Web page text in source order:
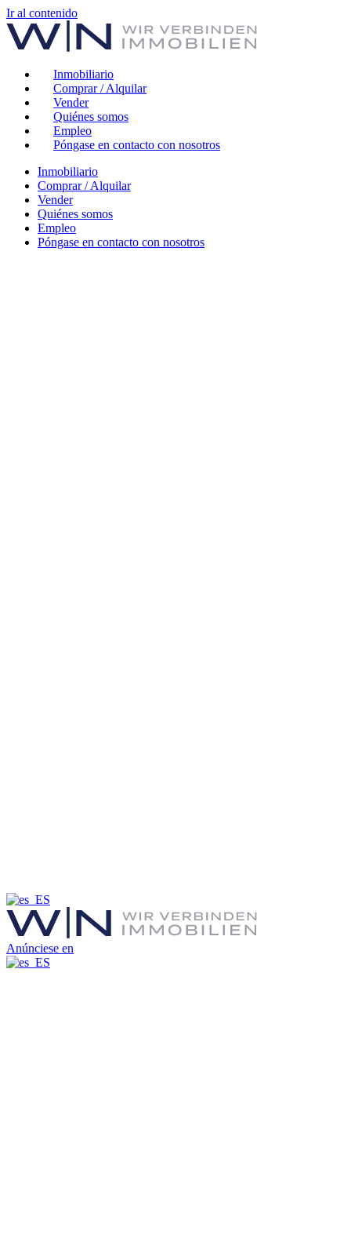
Ir al contenido
Inmobiliario
Comprar / Alquilar
Vender
Quiénes somos
Empleo
Póngase en contacto con nosotros
Inmobiliario
Comprar / Alquilar
Vender
Quiénes somos
Empleo
Póngase en contacto con nosotros
Anúnciese en